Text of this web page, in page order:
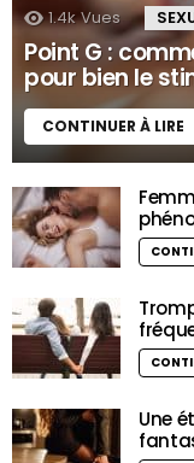
1.4k Vues
Point G :
pour bien le
CONTINUER À LIRE
Une